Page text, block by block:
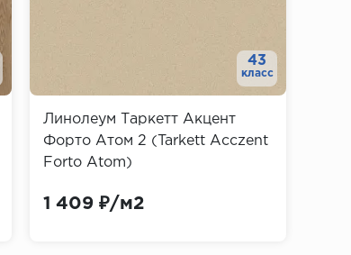
43
класс
Линолеум Таркетт Акцент
Форто Атом 2 (Tarkett Acczent
Forto Atom)
1 409 ₽/м2